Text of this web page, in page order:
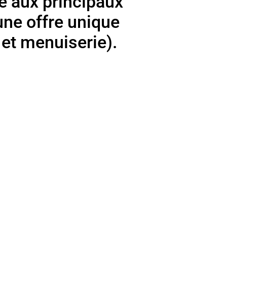
offre unique
menuiserie).